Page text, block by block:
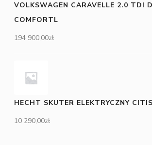
VOLKSWAGEN CARAVELLE 2.0 TDI
COMFORTL
194 900,00zł
HECHT SKUTER ELEKTRYCZNY
10 290,00zł